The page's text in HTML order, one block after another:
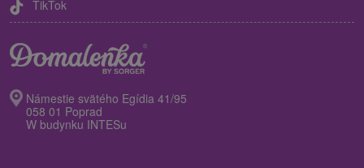
TikTok
Námestie svätého Egídia 41/95
058 01 Poprad
W budynku INTESu